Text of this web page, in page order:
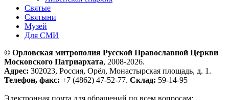
Святые
Святыни
Музей
Для СМИ
© Орловская митрополия Русской Православной Церкви
Московского Патриархата, 2008-2026.
Адрес: 302023, Россия, Орёл, Монастырская площадь, д. 1.
Телефон, факс: +7 (4862) 47-52-77. Склад: 59-14-95
Электронная почта для обращений по всем вопросам: